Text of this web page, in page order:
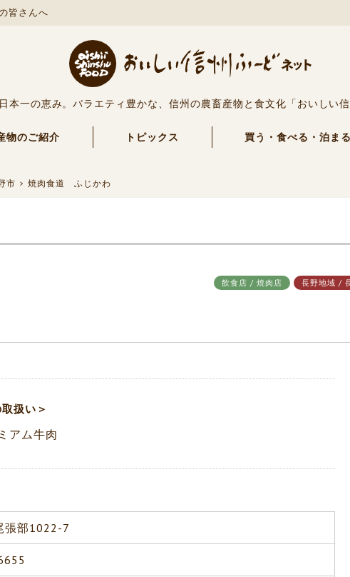
皆さんへ
本一の恵み。バラエティ豊かな、信州の農畜産物と食文化「おいしい信
物のご紹介 トピックス 買う・食べる・泊まる
市 焼肉食道 ふじかわ
飲食店 / 焼肉店 長野地域 /
扱い＞
アム牛肉
張部1022-7